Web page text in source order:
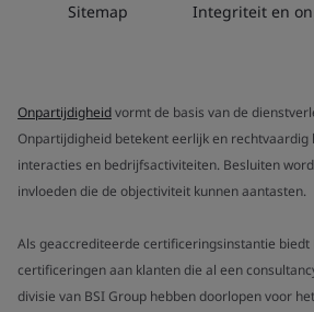
Sitemap Integriteit en
Onpartijdigheidvormt de basis van de
Onpartijdigheid betekent eerlijk en rechtvaardig
interacties en bedrijfsactiviteiten. Besluiten
invloeden die de objectiviteit kunnen aantasten.
Als geaccrediteerde certificeringsinstantie biedt
certificeringen aan klanten die al een
divisie van BSI Group hebben doorlopen voor